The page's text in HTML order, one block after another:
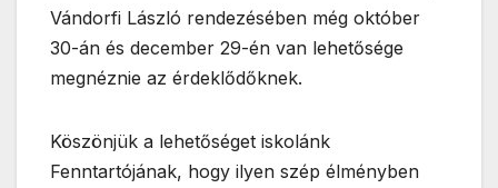
Vándorfi László rendezésében még október
30-án és december 29-én van lehetősége
megnéznie az érdeklődőknek.
Köszönjük a lehetőséget iskolánk
Fenntartójának, hogy ilyen szép élményben